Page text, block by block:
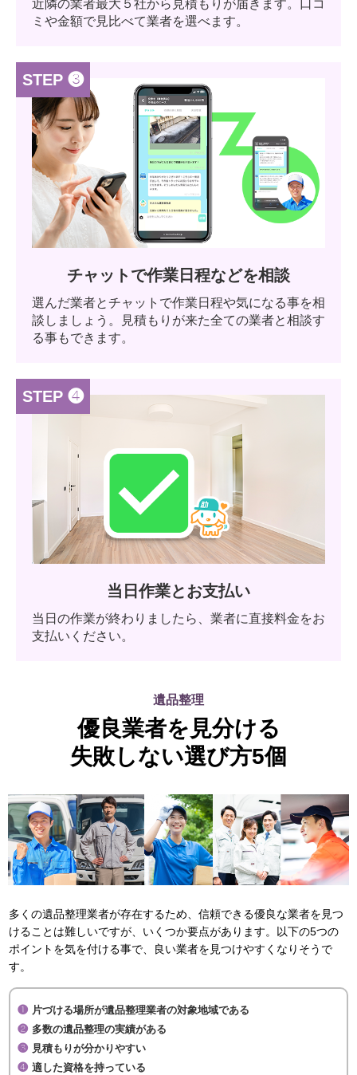
近隣の業者最大５社から見積もりが届きます。口コ
ミや金額で見比べて業者を選べます。
STEP ❸
チャットで作業日程などを相談
選んだ業者とチャットで作業日程や気になる事を相
談しましょう。見積もりが来た全ての業者と相談す
る事もできます。
STEP ❹
当日作業とお支払い
当日の作業が終わりましたら、業者に直接料金をお
支払いください。
遺品整理
優良業者を見分ける
失敗しない選び方5個
多くの遺品整理業者が存在するため、信頼できる優良な業者を見つ
けることは難しいですが、いくつか要点があります。以下の5つの
ポイントを気を付ける事で、良い業者を見つけやすくなりそうで
す。
片づける場所が遺品整理業者の対象地域である
多数の遺品整理の実績がある
見積もりが分かりやすい
適した資格を持っている